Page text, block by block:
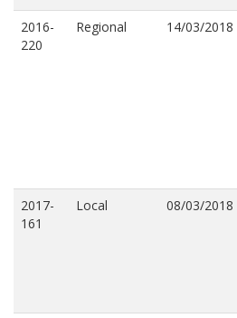
2016-
220
Regional 14/03/2018
2017-
161
Local 08/03/2018